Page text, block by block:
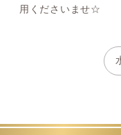
用くださいませ☆